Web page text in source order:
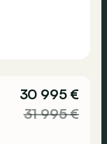
30 995 €
31 995 €